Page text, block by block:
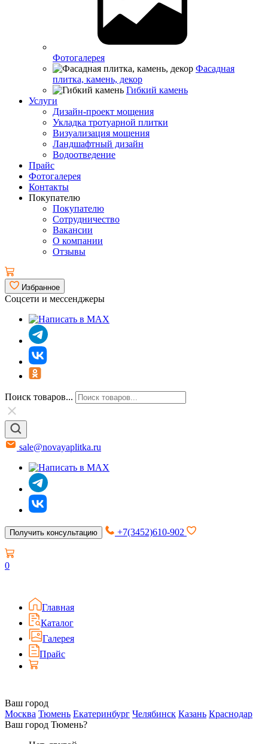
Фотогалерея
Фасадная
плитка, камень, декор
Гибкий камень
Услуги
Дизайн-проект мощения
Укладка тротуарной плитки
Визуализация мощения
Ландшафтный дизайн
Водоотведение
Прайс
Фотогалерея
Контакты
Покупателю
Покупателю
Сотрудничество
Вакансии
О компании
Отзывы
Избранное
Соцсети и мессенджеры
Поиск товаров...
sale@novayaplitka.ru
Получить консультацию +7(3452)610-902
0
Главная
Каталог
Галерея
Прайс
Ваш город
Москва Тюмень Екатеринбург Челябинск Казань Краснодар
Ваш город Тюмень?